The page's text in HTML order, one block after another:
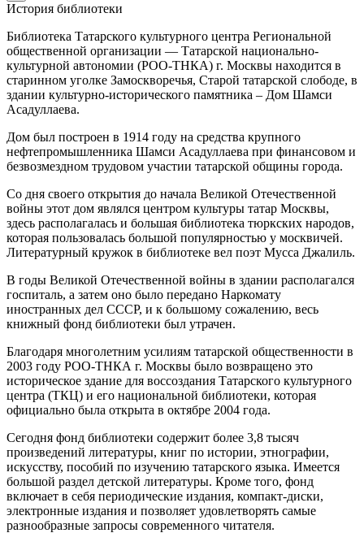
История библиотеки
Библиотека Татарского культурного центра Региональной
общественной организации — Татарской национально-
культурной автономии (РОО-ТНКА) г. Москвы находится в
старинном уголке Замоскворечья, Старой татарской слободе, в
здании культурно-исторического памятника – Дом Шамси
Асадуллаева.
Дом был построен в 1914 году на средства крупного
нефтепромышленника Шамси Асадуллаева при финансовом и
безвозмездном трудовом участии татарской общины города.
Со дня своего открытия до начала Великой Отечественной
войны этот дом являлся центром культуры татар Москвы,
здесь располагалась и большая библиотека тюркских народов,
которая пользовалась большой популярностью у москвичей.
Литературный кружок в библиотеке вел поэт Мусса Джалиль.
В годы Великой Отечественной войны в здании располагался
госпиталь, а затем оно было передано Наркомату
иностранных дел СССР, и к большому сожалению, весь
книжный фонд библиотеки был утрачен.
Благодаря многолетним усилиям татарской общественности в
2003 году РОО-ТНКА г. Москвы было возвращено это
историческое здание для воссоздания Татарского культурного
центра (ТКЦ) и его национальной библиотеки, которая
официально была открыта в октябре 2004 года.
Сегодня фонд библиотеки содержит более 3,8 тысяч
произведений литературы, книг по истории, этнографии,
искусству, пособий по изучению татарского языка. Имеется
большой раздел детской литературы. Кроме того, фонд
включает в себя периодические издания, компакт-диски,
электронные издания и позволяет удовлетворять самые
разнообразные запросы современного читателя.